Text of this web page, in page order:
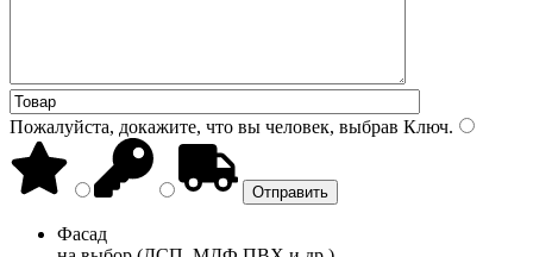
Пожалуйста, докажите, что вы человек, выбрав Ключ.
Фасад